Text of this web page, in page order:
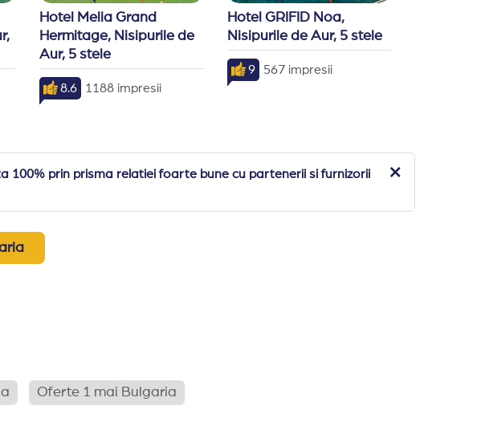
Hotel Melia Grand
Hermitage, Nisipurile de
Aur, 5 stele
8.6 1188 impresii
Hotel GRIFID Noa,
Nisipurile de Aur, 5 stele
9 567 impresii
100% prin prisma relatiei foarte bune cu partenerii si furnizorii
Oferte 1 mai Bulgaria